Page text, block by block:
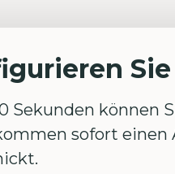
Sekunden können
sofort einen